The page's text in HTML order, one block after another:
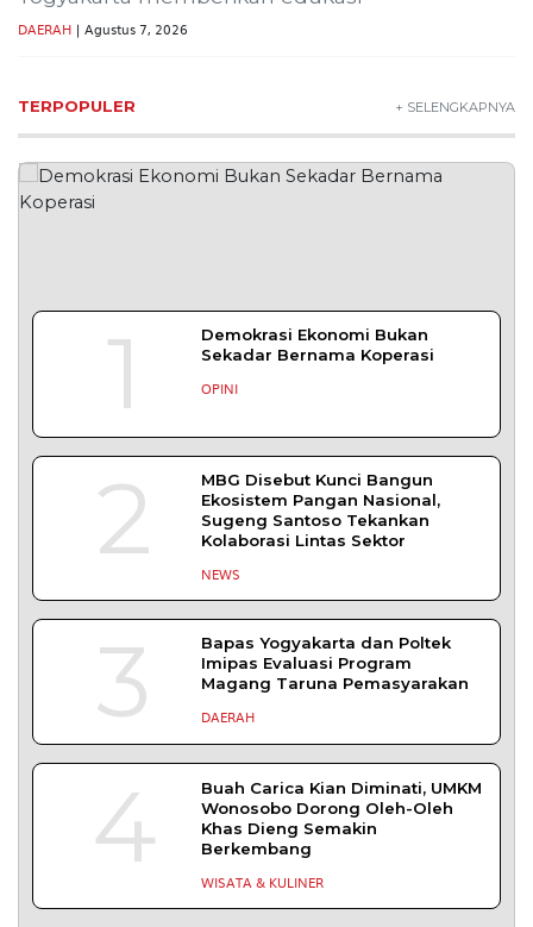
DAERAH | Agustus 7, 2026
TERPOPULER + SELENGKAPNYA
1
Demokrasi Ekonomi Bukan
Sekadar Bernama Koperasi
OPINI
2
MBG Disebut Kunci Bangun
Ekosistem Pangan Nasional,
Sugeng Santoso Tekankan
Kolaborasi Lintas Sektor
NEWS
3
Bapas Yogyakarta dan Poltek
Imipas Evaluasi Program
Magang Taruna Pemasyarakan
DAERAH
4
Buah Carica Kian Diminati, UMKM
Wonosobo Dorong Oleh-Oleh
Khas Dieng Semakin
Berkembang
WISATA & KULINER